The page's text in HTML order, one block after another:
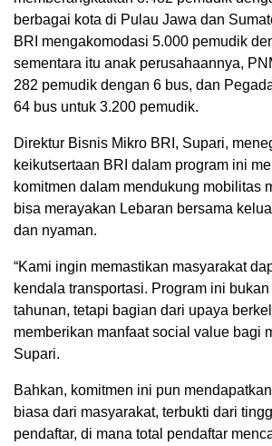
berbagai kota di Pulau Jawa dan
BRI mengakomodasi 5.000 pemudik
sementara itu anak perusahaannya,
282 pemudik dengan 6 bus, dan
64 bus untuk 3.200 pemudik.
Direktur Bisnis Mikro BRI, Supari,
keikutsertaan BRI dalam program ini
komitmen dalam mendukung mobilitas
bisa merayakan Lebaran bersama
dan nyaman.
“Kami ingin memastikan masyarakat
kendala transportasi. Program ini
tahunan, tetapi bagian dari upaya
memberikan manfaat social value bagi
Supari.
Bahkan, komitmen ini pun
biasa dari masyarakat, terbukti dari
pendaftar, di mana total pendaftar